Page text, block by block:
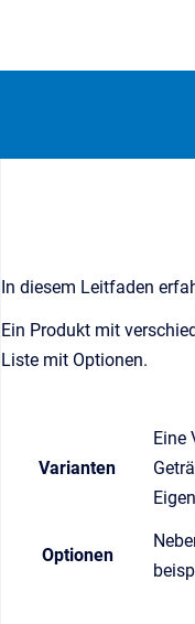
In diesem Leitfaden
Ein Produkt mit
Liste mit Optionen.
Varianten
Eine
Optionen